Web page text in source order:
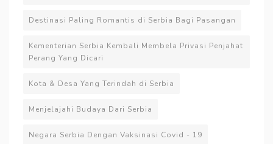
Destinasi Paling Romantis di Serbia Bagi Pasangan
Kementerian Serbia Kembali Membela Privasi Penjahat
Perang Yang Dicari
Kota & Desa Yang Terindah di Serbia
Menjelajahi Budaya Dari Serbia
Negara Serbia Dengan Vaksinasi Covid - 19